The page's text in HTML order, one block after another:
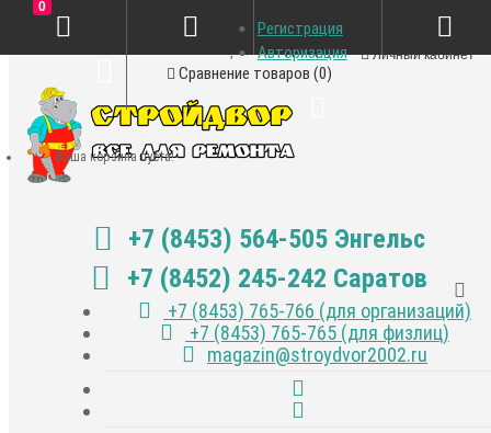
Личный кабинет
Закладки (0)
Сравнение товаров (0)
+7 (8453) 564-505 Энгельс
+7 (8452) 245-242 Саратов
+7 (8453) 765-766 (для организаций)
+7 (8453) 765-765 (для физлиц)
magazin@stroydvor2002.ru
Регистрация
Авторизация
0
Ваша корзина пуста!